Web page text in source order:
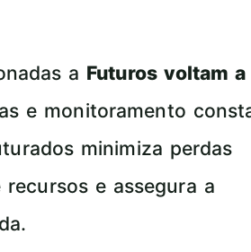
a Futuros voltam
e monitoramento
minimiza perdas
e assegura a